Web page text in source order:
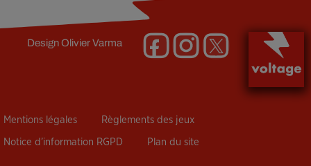
DesignOlivier Varma
Mentions légales Règlements des jeux
Notice d’information RGPD Plan du site